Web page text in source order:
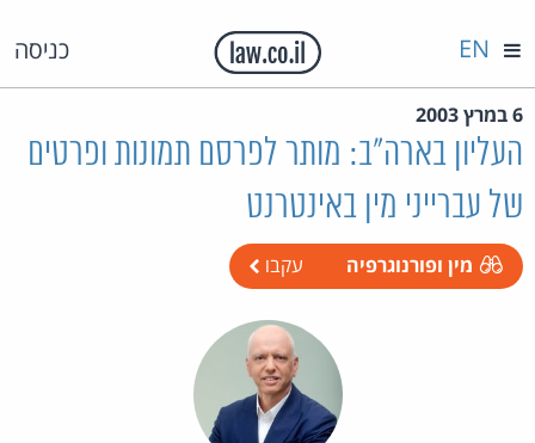
כניסה EN
6 במרץ 2003
העליון בארה"ב: מותר לפרסם תמונות ופרטים
של עברייני מין באינטרנט
מין ופורנוגרפיה עקבו